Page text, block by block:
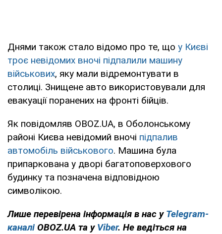
Днями також стало відомо про те, що у Києві
троє невідомих вночі підпалили машину
військових, яку мали відремонтувати в
столиці. Знищене авто використовували для
евакуації поранених на фронті бійців.
Як повідомляв OBOZ.UA, в Оболонському
районі Києва невідомий вночі підпалив
автомобіль військового. Машина була
припаркована у дворі багатоповерхового
будинку та позначена відповідною
символікою.
Лише перевірена інформація в нас у Telegram-
каналі OBOZ.UA та у Viber. Не ведіться на